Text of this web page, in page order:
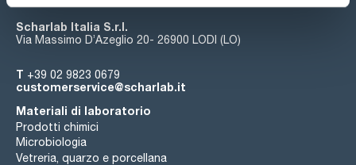
Scharlab Italia S.r.l.
Via Massimo D’Azeglio 20- 26900 LODI (LO)
T +39 02 9823 0679
customerservice@scharlab.it
Materiali di laboratorio
Prodotti chimici
Microbiologia
Vetreria, quarzo e porcellana